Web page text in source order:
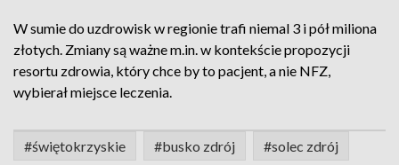
W sumie do uzdrowisk w regionie trafi niemal 3 i pół miliona
złotych. Zmiany są ważne m.in. w kontekście propozycji
resortu zdrowia, który chce by to pacjent, a nie NFZ,
wybierał miejsce leczenia.
#świętokrzyskie #busko zdrój #solec zdrój